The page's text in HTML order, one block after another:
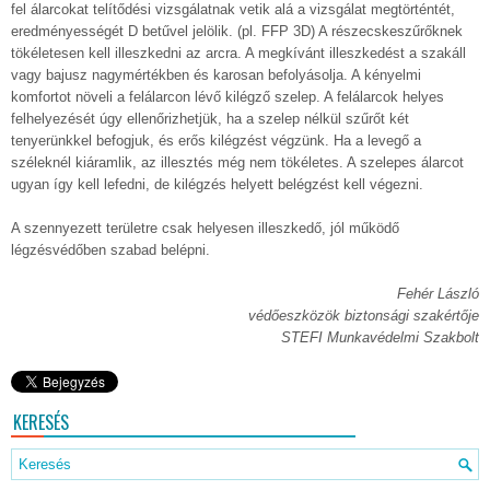
fel álarcokat telítődési vizsgálatnak vetik alá a vizsgálat megtörténtét,
eredményességét D betűvel jelölik. (pl. FFP 3D) A részecskeszűrőknek
tökéletesen kell illeszkedni az arcra. A megkívánt illeszkedést a szakáll
vagy bajusz nagymértékben és karosan befolyásolja. A kényelmi
komfortot növeli a felálarcon lévő kilégző szelep. A felálarcok helyes
felhelyezését úgy ellenőrizhetjük, ha a szelep nélkül szűrőt két
tenyerünkkel befogjuk, és erős kilégzést végzünk. Ha a levegő a
széleknél kiáramlik, az illesztés még nem tökéletes. A szelepes álarcot
ugyan így kell lefedni, de kilégzés helyett belégzést kell végezni.
A szennyezett területre csak helyesen illeszkedő, jól működő
légzésvédőben szabad belépni.
Fehér László
védőeszközök biztonsági szakértője
STEFI Munkavédelmi Szakbolt
KERESÉS